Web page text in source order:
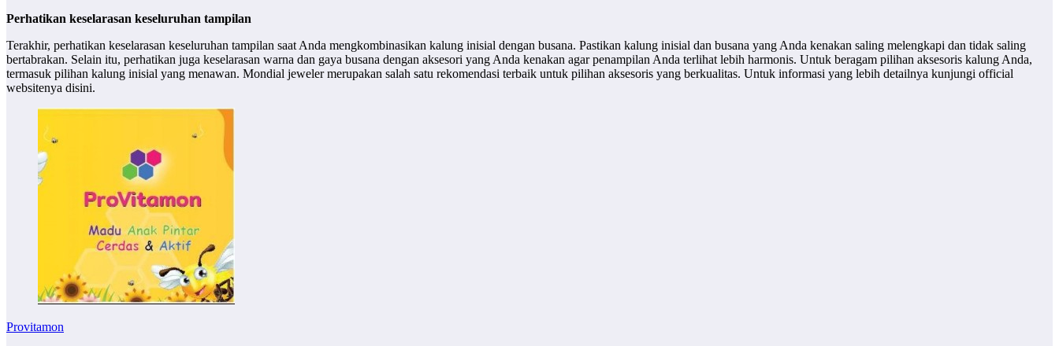
Perhatikan keselarasan keseluruhan tampilan
Terakhir, perhatikan keselarasan keseluruhan tampilan saat Anda mengkombinasikan kalung inisial dengan busana. Pastikan kalung inisial dan busana yang Anda kenakan saling melengkapi dan tidak saling
bertabrakan. Selain itu, perhatikan juga keselarasan warna dan gaya busana dengan aksesori yang Anda kenakan agar penampilan Anda terlihat lebih harmonis. Untuk beragam pilihan aksesoris kalung Anda,
termasuk pilihan kalung inisial yang menawan. Mondial jeweler merupakan salah satu rekomendasi terbaik untuk pilihan aksesoris yang berkualitas. Untuk informasi yang lebih detailnya kunjungi official
websitenya disini.
Provitamon